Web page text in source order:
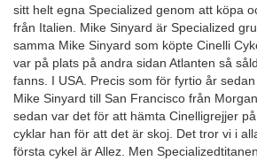
sitt helt egna Specialized genom att köpa
från Italien. Mike Sinyard är Specialized
samma Mike Sinyard som köpte Cinelli
var på plats på andra sidan Atlanten så
fanns. I USA. Precis som för fyrtio år
Mike Sinyard till San Francisco från
sedan var det för att hämta Cinelligrejjer
cyklar han för att det är skoj. Det tror vi i
första cykel är Allez. Men